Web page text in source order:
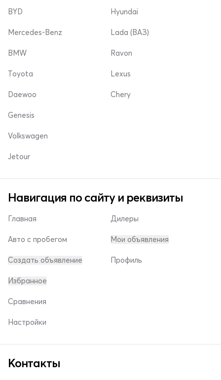
BYD
Mercedes-Benz
Hyundai
Lada (ВАЗ)
BMW
Toyota
Daewoo
Ravon
Lexus
Chery
Genesis
Volkswagen
Jetour
Навигация по сайту и реквизиты
Главная
Авто с пробегом
Создать объявление
Дилеры
Мои объявления
Профиль
Избранное
Сравнения
Настройки
Контакты